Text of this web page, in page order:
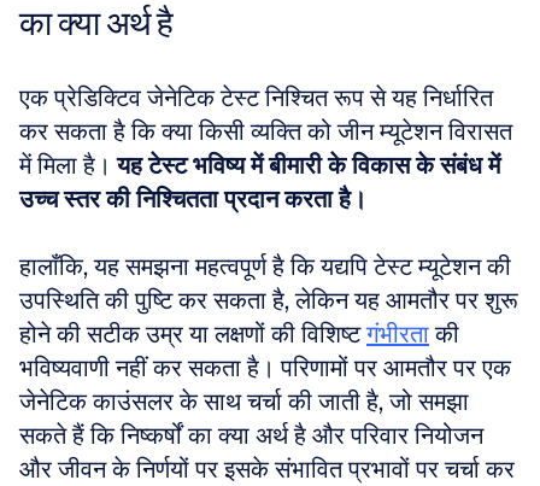
का क्या अर्थ है
एक प्रेडिक्टिव जेनेटिक टेस्ट निश्चित रूप से यह निर्धारित
कर सकता है कि क्या किसी व्यक्ति को जीन म्यूटेशन विरासत
में मिला है। यह टेस्ट भविष्य में बीमारी के विकास के संबंध में
उच्च स्तर की निश्चितता प्रदान करता है।
हालाँकि, यह समझना महत्वपूर्ण है कि यद्यपि टेस्ट म्यूटेशन की
उपस्थिति की पुष्टि कर सकता है, लेकिन यह आमतौर पर शुरू
होने की सटीक उम्र या लक्षणों की विशिष्ट गंभीरता की
भविष्यवाणी नहीं कर सकता है। परिणामों पर आमतौर पर एक
जेनेटिक काउंसलर के साथ चर्चा की जाती है, जो समझा
सकते हैं कि निष्कर्षों का क्या अर्थ है और परिवार नियोजन
और जीवन के निर्णयों पर इसके संभावित प्रभावों पर चर्चा कर